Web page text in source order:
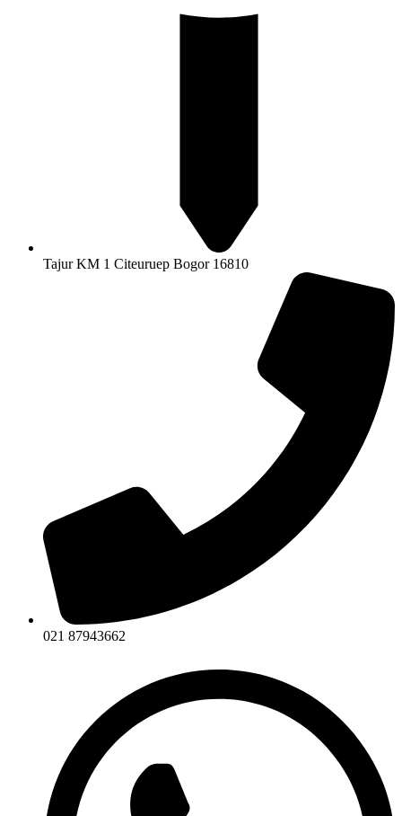
Tajur KM 1 Citeuruep Bogor 16810
021 87943662